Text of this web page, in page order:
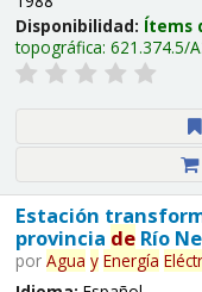
Disponibilidad: Ítems
topográfica: 621.374.5/
Estación
provincia deRío
por Agua y Energía